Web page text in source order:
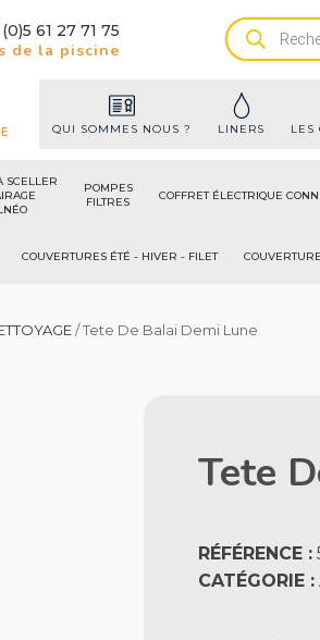
61 27 71 75
de la piscine
Recherche
de
QUI SOMMES NOUS ? LINERS LES
SCELLER
POMPES
FILTRES
COFFRET ÉLECTRIQUE
COUVERTURES ÉTÉ - HIVER - FILET
/ Tete De Balai Demi Lune
Tete
RÉFÉRENCE :
CATÉGORIE :